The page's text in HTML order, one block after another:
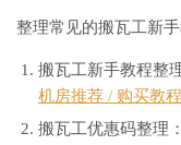
整理常见的搬瓦工新手
搬瓦工新手教程整
机房推荐 / 购买教程
搬瓦工优惠码整理